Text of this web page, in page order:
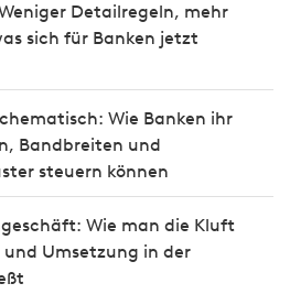
Detailregeln, mehr
sich für Banken jetzt
Wie Banken ihr
Bandbreiten und
steuern können
Wie man die Kluft
Umsetzung in der